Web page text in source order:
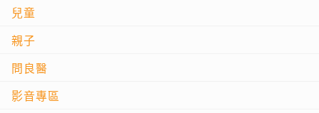
兒童
親子
問良醫
影音專區